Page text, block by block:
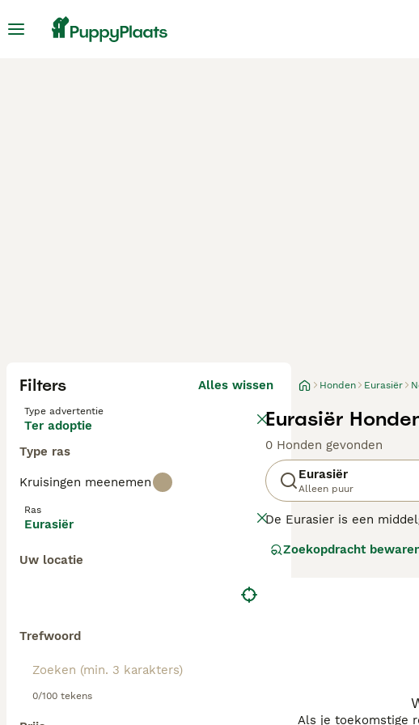
Filters Alles wissen
Type advertentie
Ter adoptie
Type ras
Kruisingen meenemen
Ras
Eurasiër
Uw locatie
Trefwoord
0/100 tekens
Honden Eurasiër
Eurasiër
0 Honden gevonden
Eurasiër
Alleen puur
De Eurasier is een
aantrekkelijke honden
Zoekopdracht
Als je toekomstige